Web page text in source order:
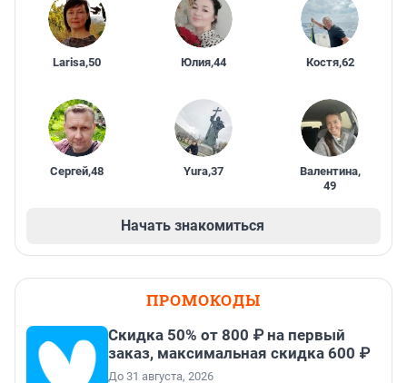
Larisa,50 Юлия,44 Костя,62
Сергей,48 Yura,37 Валентина,
49
Начать знакомиться
ПРОМОКОДЫ
Скидка 50% от 800 ₽ на первый
заказ, максимальная скидка 600 ₽
До 31 августа, 2026